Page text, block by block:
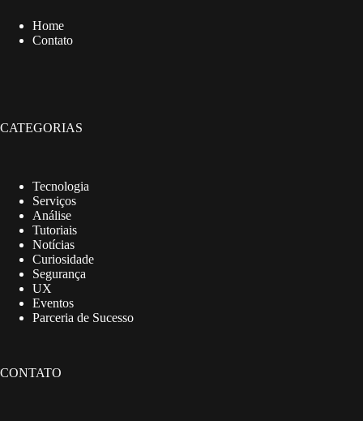
Home
Contato
CATEGORIAS
Tecnologia
Serviços
Análise
Tutoriais
Notícias
Curiosidade
Segurança
UX
Eventos
Parceria de Sucesso
CONTATO